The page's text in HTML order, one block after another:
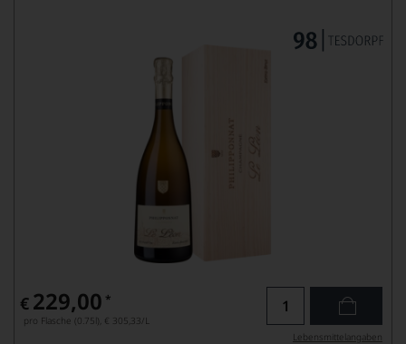
€ 229,00 *
pro Flasche (0.75l), € 305,33/L
Lebensmittel­angaben